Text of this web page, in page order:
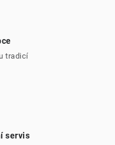
tradicí
servis